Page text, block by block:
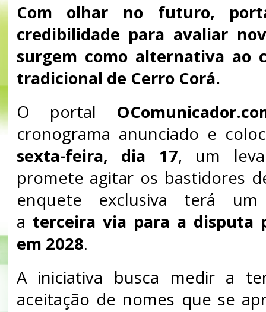
Com olhar no futuro,
credibilidade para avaliar
surgem como alternativa ao
tradicional de Cerro Corá.
O portal
cronograma anunciado e
sexta-feira, dia 17, um
promete agitar os bastidores
enquete exclusiva terá
a terceira via para a disputa
em 2028.
A iniciativa busca medir a
aceitação de nomes que se